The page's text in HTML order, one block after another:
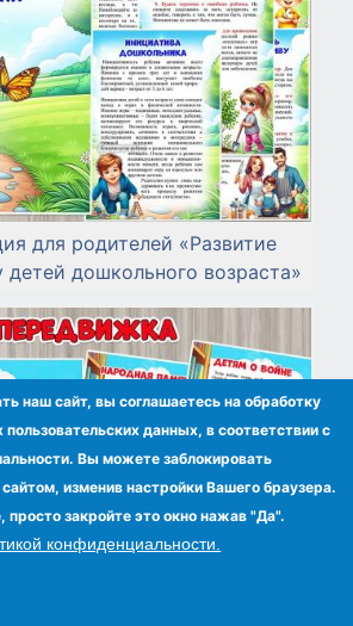
для родителей «Развитие
детей дошкольного возраста»
наш сайт, вы соглашаетесь на обработку
данных, в соответствии с
Вы можете заблокировать
изменив настройки Вашего браузера.
просто закройте это окно нажав "Да".
конфиденциальности.